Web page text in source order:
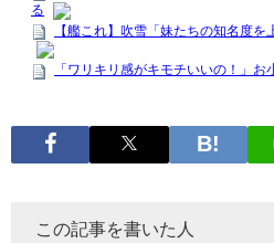
この記事を書いた人